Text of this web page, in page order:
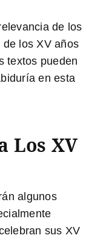
de los
los XV años
textos pueden
en esta
Los XV
algunos
sus XV